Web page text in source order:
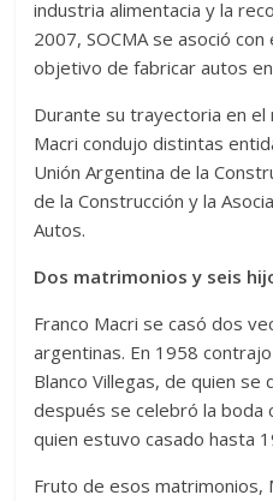
industria alimentacia y la
2007, SOCMA se asoció
objetivo de fabricar autos en
Durante su trayectoria en el
Macri condujo distintas
Unión Argentina de la
de la Construcción y la
Autos.
Dos matrimonios y seis
Franco Macri se casó dos
argentinas. En 1958
Blanco Villegas, de quien se
después se celebró la boda
quien estuvo casado hasta
Fruto de esos matrimonios,